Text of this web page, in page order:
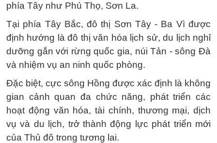
phía Tây như Phú Thọ, Sơn La.
Tại phía Tây Bắc, đô thị Sơn Tây - Ba Vì được
định hướng là đô thị văn hóa lịch sử, du lịch nghỉ
dưỡng gắn với rừng quốc gia, núi Tản - sông Đà
và nhiệm vụ an ninh quốc phòng.
Đặc biệt, cực sông Hồng được xác định là không
gian cảnh quan đa chức năng, phát triển các
hoạt động văn hóa, tài chính, thương mại, dịch
vụ và du lịch, trở thành động lực phát triển mới
của Thủ đô trong tương lai.